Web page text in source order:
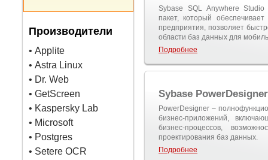
Производители
• Applite
• Astra Linux
• Dr. Web
• GetScreen
• Kaspersky Lab
• Microsoft
• Postgres
• Setere OCR
Sybase SQL Anywhere
пакет, который
предприятия, позволяет
области баз данных для
Подробнее
Sybase PowerDesigner
PowerDesigner –
бизнес-приложений,
бизнес-процессов,
проектирования баз данных.
Подробнее